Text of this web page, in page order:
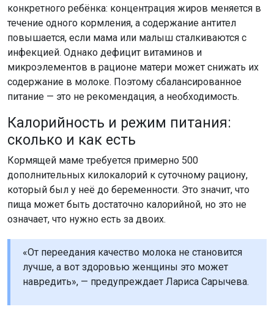
конкретного ребёнка: концентрация жиров меняется в
течение одного кормления, а содержание антител
повышается, если мама или малыш сталкиваются с
инфекцией. Однако дефицит витаминов и
микроэлементов в рационе матери может снижать их
содержание в молоке. Поэтому сбалансированное
питание — это не рекомендация, а необходимость.
Калорийность и режим питания:
сколько и как есть
Кормящей маме требуется примерно 500
дополнительных килокалорий к суточному рациону,
который был у неё до беременности. Это значит, что
пища может быть достаточно калорийной, но это не
означает, что нужно есть за двоих.
«От переедания качество молока не становится
лучше, а вот здоровью женщины это может
навредить», — предупреждает Лариса Сарычева.